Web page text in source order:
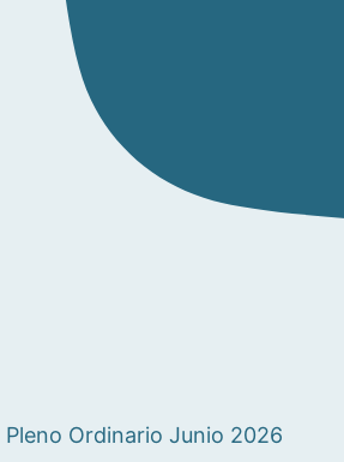
Pleno Ordinario Junio 2026